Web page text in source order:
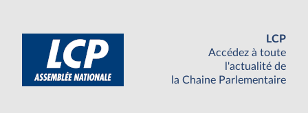
LCP
Accédez à toute
l'actualité de
la Chaine Parlementaire